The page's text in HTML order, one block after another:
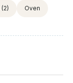
(2) Oven